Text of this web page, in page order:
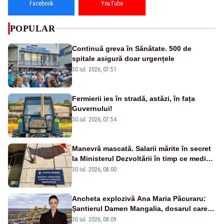
Facebook YouTube
POPULAR
Continuă greva în Sănătate. 500 de
spitale asigură doar urgențele
30 iul. 2026, 07:51
Fermierii ies în stradă, astăzi, în fața
Guvernului!
30 iul. 2026, 07:54
Manevră mascată. Salarii mărite în secret
la Ministerul Dezvoltării în timp ce medicii
ies în stradă
30 iul. 2026, 08:00
Ancheta explozivă Ana Maria Păcuraru:
Șantierul Damen Mangalia, dosarul care
scufundă apărarea României
30 iul. 2026, 08:09